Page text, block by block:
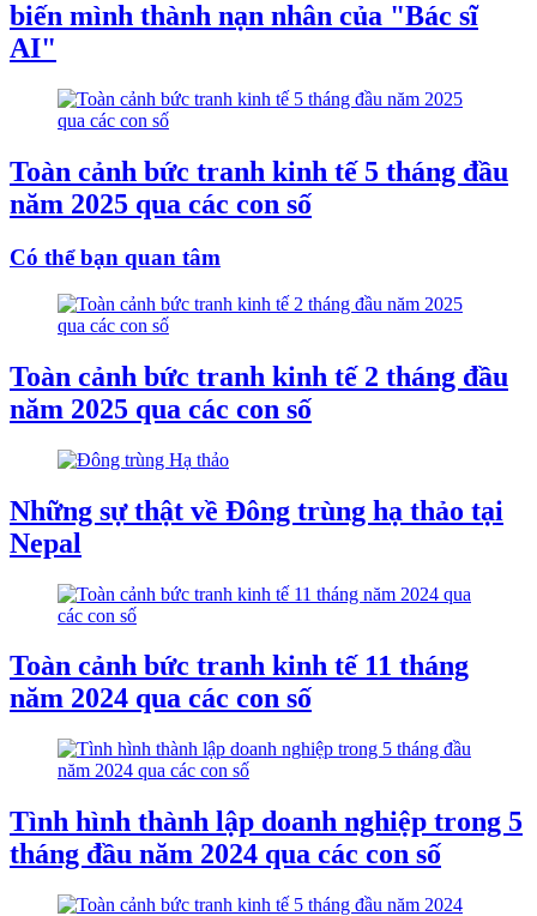
biến mình thành nạn nhân của "Bác sĩ
AI"
Toàn cảnh bức tranh kinh tế 5 tháng đầu
năm 2025 qua các con số
Có thể bạn quan tâm
Toàn cảnh bức tranh kinh tế 2 tháng đầu
năm 2025 qua các con số
Những sự thật về Đông trùng hạ thảo tại
Nepal
Toàn cảnh bức tranh kinh tế 11 tháng
năm 2024 qua các con số
Tình hình thành lập doanh nghiệp trong 5
tháng đầu năm 2024 qua các con số